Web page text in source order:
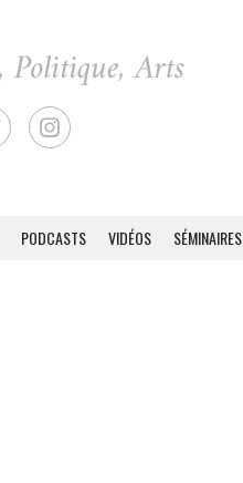
PODCASTS VIDÉOS SÉMINAIRES